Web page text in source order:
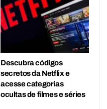
Descubra códigos
secretos da Netflix e
acesse categorias
ocultas de filmes e séries